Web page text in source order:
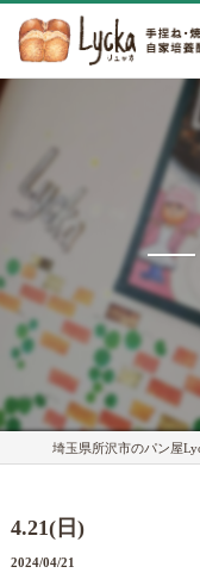
埼玉県所沢市のパン屋
4.21(日)
2024/04/21